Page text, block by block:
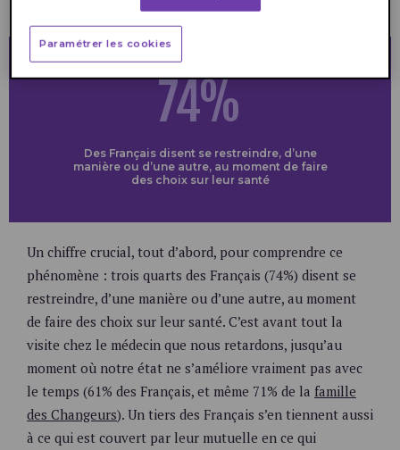
74%
Des Français disent se restreindre, d’une
manière ou d’une autre, au moment de faire
des choix sur leur santé
Un chiffre crucial, tout d’abord, pour comprendre ce
phénomène : trois quarts des Français (74%) disent se
restreindre, d’une manière ou d’une autre, au moment
de faire des choix sur leur santé. C’est avant tout la
visite chez le médecin que nous retardons, jusqu’au
moment où notre état ne s’améliore vraiment pas avec
le temps (61% des Français, et même 71% de la famille
des Changeurs). Un tiers des Français s’en tiennent aussi
à ce qui est couvert par leur mutuelle en ce qui
Paramétrer les cookies